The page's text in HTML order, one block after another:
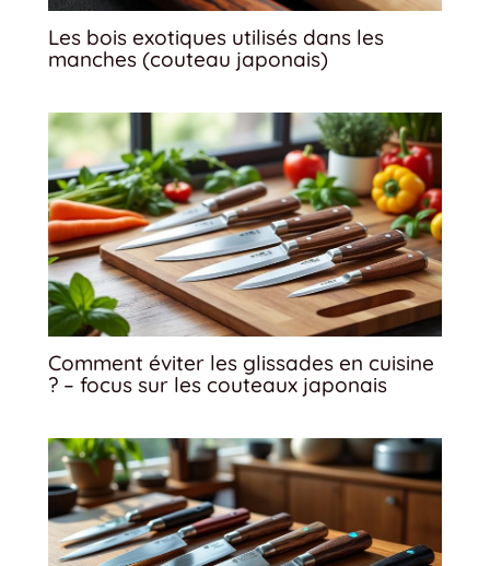
Les bois exotiques utilisés dans les
manches (couteau japonais)
Comment éviter les glissades en cuisine
? – focus sur les couteaux japonais